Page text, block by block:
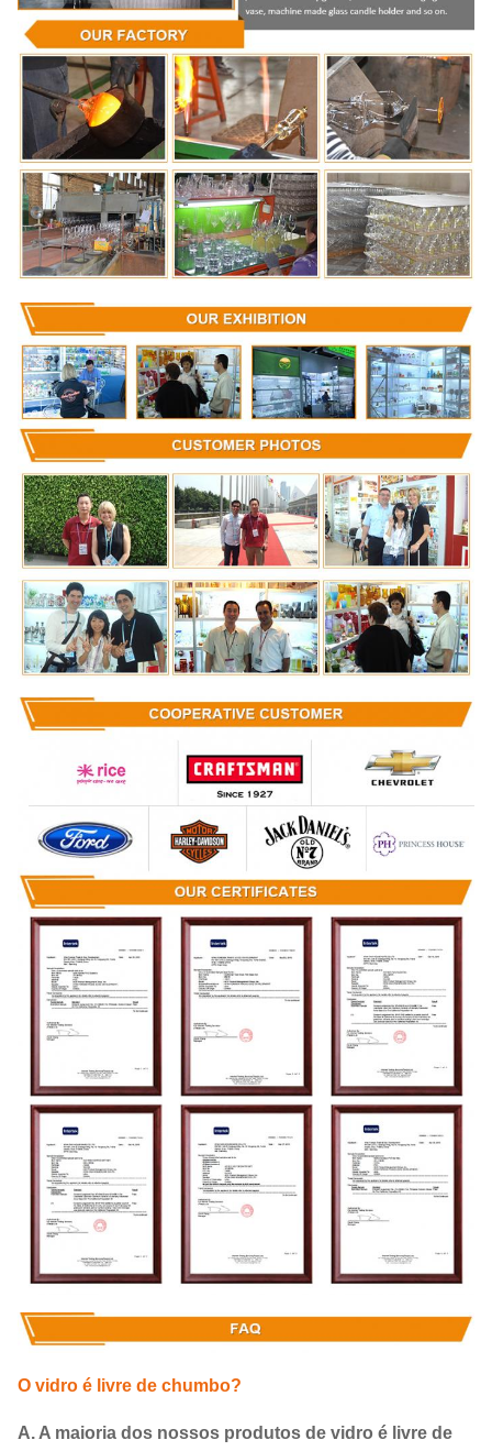
O vidro é livre de chumbo?
A. A maioria dos nossos produtos de vidro é livre de